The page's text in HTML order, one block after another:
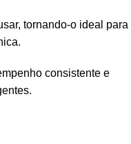
tornando-o ideal para
consistente e